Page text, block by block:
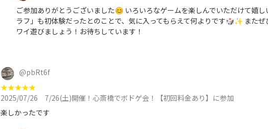
ご参加ありがとうございました😊 いろいろなゲームを楽しんでいただけて嬉し
ラフ」も初体験だったとのことで、気に入ってもらえて何よりです🎲✨ またぜ
ワイ遊びましょう！お待ちしています！
@pbRt6f
★★★★★
2025/07/26
7/26(土)開催！心斎橋でボドゲ会！【初回料金あり】に参加
楽しかったです